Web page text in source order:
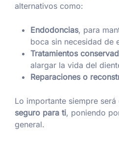
alternativos como:
Endodoncias, para
boca sin necesidad de
Tratamientos
alargar la vida del
Reparaciones o
Lo importante siempre será
seguro para ti, poniendo
general.